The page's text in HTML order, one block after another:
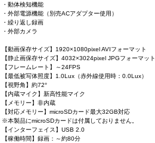
・動体検知機能
・外部電源機能（別売ACアダプター使用）
・繰り返し録画
・外部カメラ
【動画保存サイズ】1920×1080pixel AVIフォーマット
【静止画保存サイズ】4032×3024pixel JPGフォーマット
【フレームレート】～24FPS
【最低被写体照度】1.0Lux（赤外線使用時：0.0Lux）
【視野角】約72°
【内蔵マイク】新高性能マイク
【メモリー】非内蔵
【対応メモリー】microSDカード最大32GB対応
※本製品にmicroSDカードは付属しておりません。
【インターフェイス】USB 2.0
【稼働時間】録画：～約80分